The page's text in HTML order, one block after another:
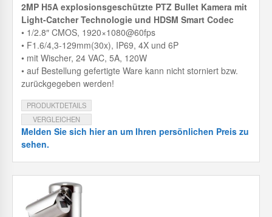
2MP H5A explosionsgeschützte PTZ Bullet Kamera mit
Light-Catcher Technologie und HDSM Smart Codec
• 1/2.8″ CMOS, 1920×1080@60fps
• F1.6/4,3-129mm(30x), IP69, 4X und 6P
• mit Wischer, 24 VAC, 5A, 120W
• auf Bestellung gefertigte Ware kann nicht storniert bzw.
zurückgegeben werden!
PRODUKTDETAILS
VERGLEICHEN
Melden Sie sich hier an um Ihren persönlichen Preis zu
sehen.